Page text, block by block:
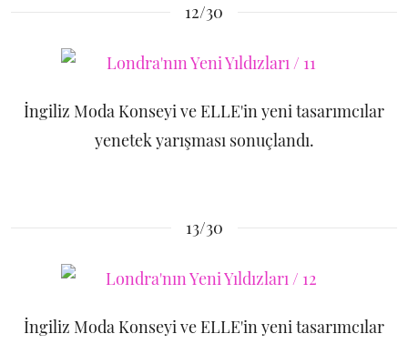
12/30
İngiliz Moda Konseyi ve ELLE'in yeni tasarımcılar
yenetek yarışması sonuçlandı.
13/30
İngiliz Moda Konseyi ve ELLE'in yeni tasarımcılar